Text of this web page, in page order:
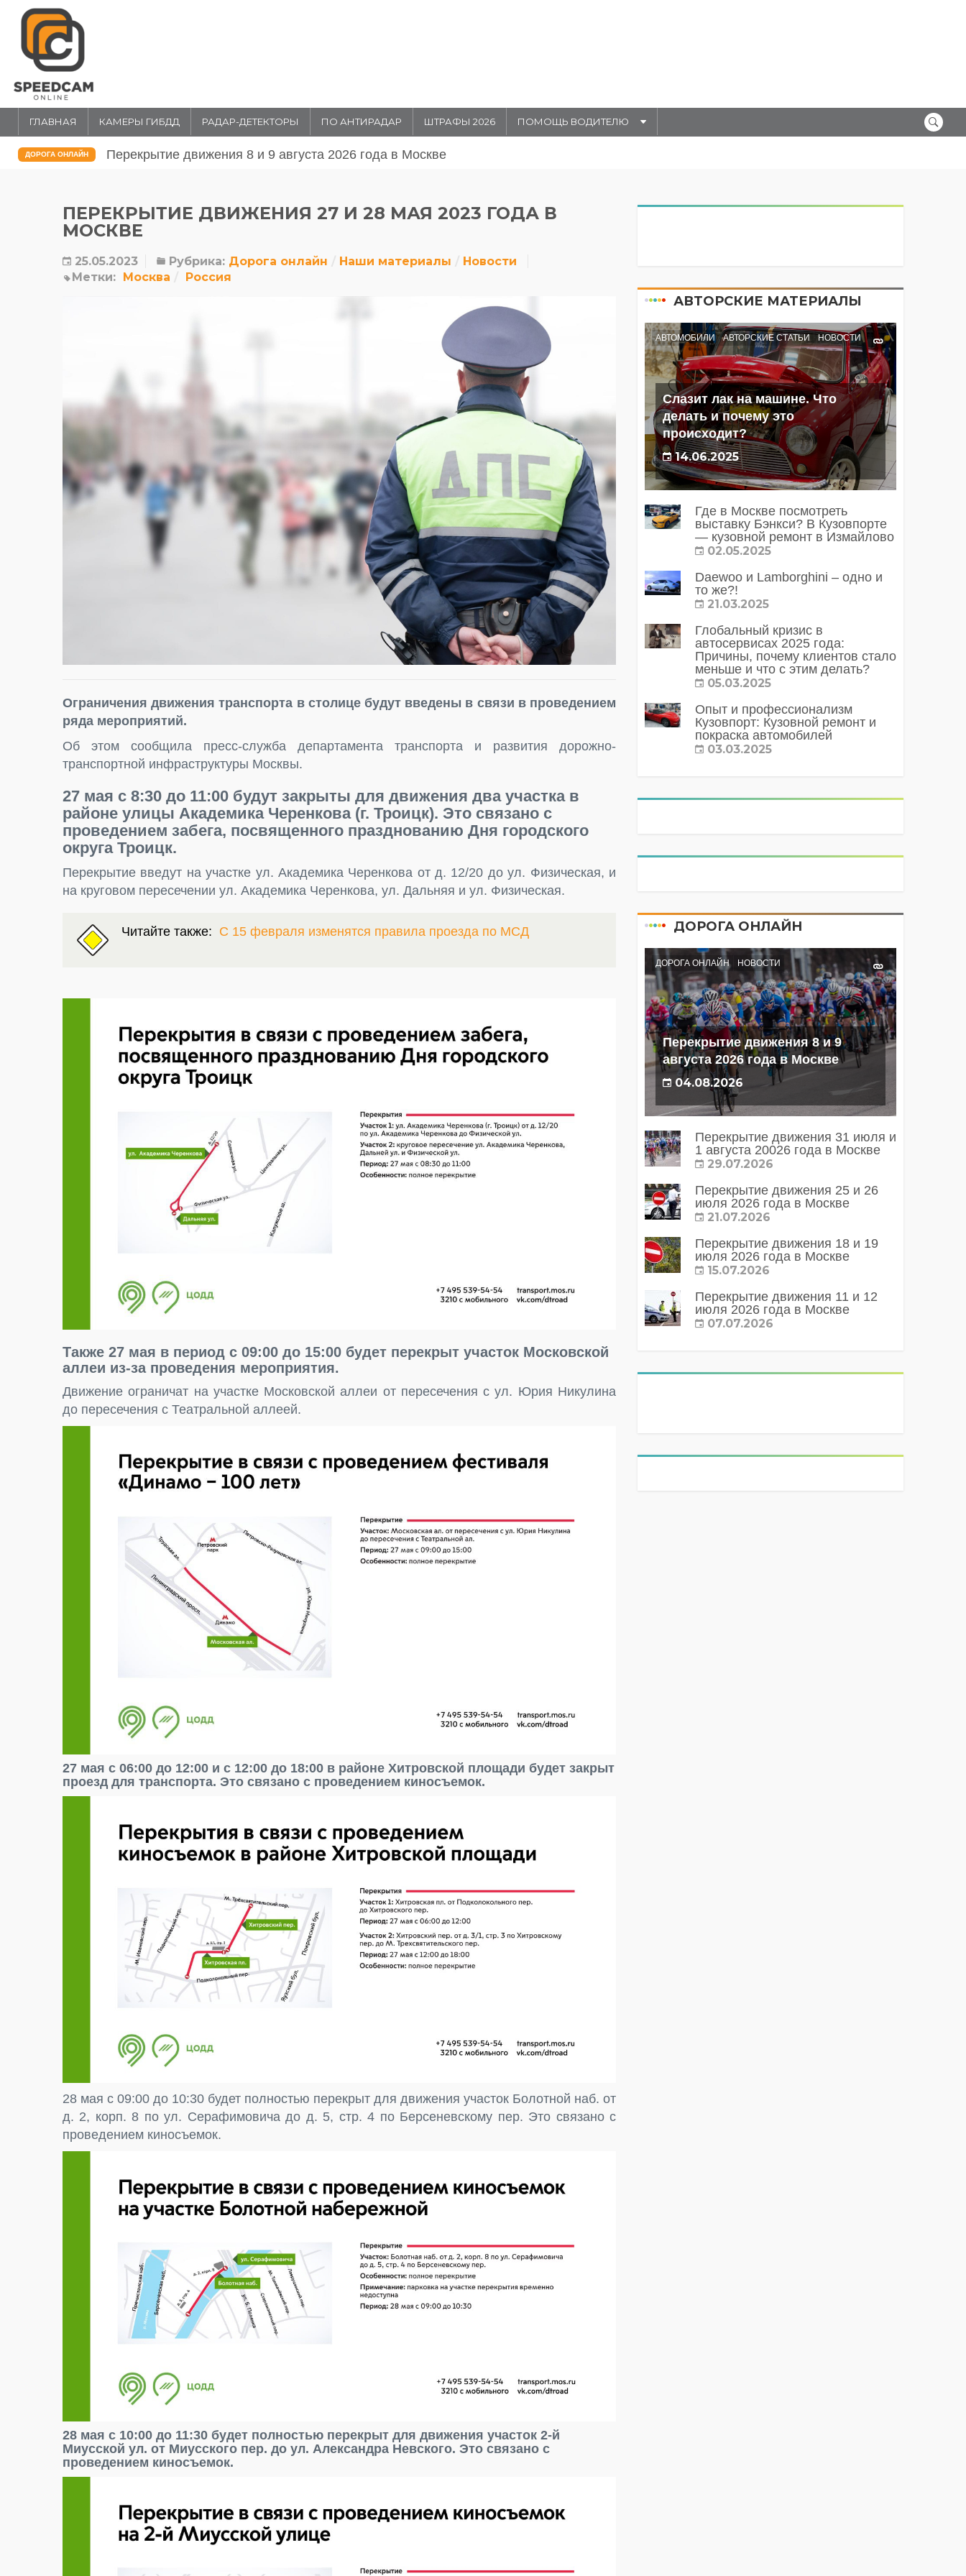
ГЛАВНАЯ КАМЕРЫ ГИБДД РАДАР-ДЕТЕКТОРЫ ПО АНТИРАДАР ШТРАФЫ 2026 ПОМОЩЬ ВОДИТЕЛЮ
ДОРОГА ОНЛАЙН Перекрытие движения 31 июля и 1 августа 20026 года в Москве
ПЕРЕКРЫТИЕ ДВИЖЕНИЯ 27 И 28 МАЯ 2023 ГОДА В
МОСКВЕ
25.05.2023 Рубрика: Дорога онлайн Наши материалы
Новости
Метки: Москва Россия
Ограничения движения транспорта в столице будут введены в связи в проведением
ряда мероприятий.
Об этом сообщила пресс-служба департамента транспорта и развития дорожно-
транспортной инфраструктуры Москвы.
27 мая с 8:30 до 11:00 будут закрыты для движения два участка в
районе улицы Академика Черенкова (г. Троицк). Это связано с
проведением забега, посвященного празднованию Дня городского
округа Троицк.
Перекрытие введут на участке ул. Академика Черенкова от д. 12/20 до ул. Физическая, и
на круговом пересечении ул. Академика Черенкова, ул. Дальняя и ул. Физическая.
Читайте также: С 15 февраля изменятся правила проезда по МСД
Также 27 мая в период с 09:00 до 15:00 будет перекрыт участок Московской
аллеи из-за проведения мероприятия.
Движение ограничат на участке Московской аллеи от пересечения с ул. Юрия Никулина
до пересечения с Театральной аллеей.
27 мая с 06:00 до 12:00 и с 12:00 до 18:00 в районе Хитровской площади будет закрыт
проезд для транспорта. Это связано с проведением киносъемок.
28 мая с 09:00 до 10:30 будет полностью перекрыт для движения участок Болотной наб. от
д. 2, корп. 8 по ул. Серафимовича до д. 5, стр. 4 по Берсеневскому пер. Это связано с
проведением киносъемок.
28 мая с 10:00 до 11:30 будет полностью перекрыт для движения участок 2-й
Миусской ул. от Миусского пер. до ул. Александра Невского. Это связано с
проведением киносъемок.
АВТОРСКИЕ МАТЕРИАЛЫ
АВТОМОБИЛИ АВТОРСКИЕ СТАТЬИ НОВОСТИ
Слазит лак на машине. Что
делать и почему это
происходит?
14.06.2025
Где в Москве посмотреть
выставку Бэнкси? В Кузовпорте
— кузовной ремонт в Измайлово
02.05.2025
Daewoo и Lamborghini – одно и
то же?!
21.03.2025
Глобальный кризис в
автосервисах 2025 года:
Причины, почему клиентов стало
меньше и что с этим делать?
05.03.2025
Опыт и профессионализм
Кузовпорт: Кузовной ремонт и
покраска автомобилей
03.03.2025
ДОРОГА ОНЛАЙН
ДОРОГА ОНЛАЙН НОВОСТИ
Перекрытие движения 8 и 9
августа 2026 года в Москве
04.08.2026
Перекрытие движения 31 июля и
1 августа 20026 года в Москве
29.07.2026
Перекрытие движения 25 и 26
июля 2026 года в Москве
21.07.2026
Перекрытие движения 18 и 19
июля 2026 года в Москве
15.07.2026
Перекрытие движения 11 и 12
июля 2026 года в Москве
07.07.2026